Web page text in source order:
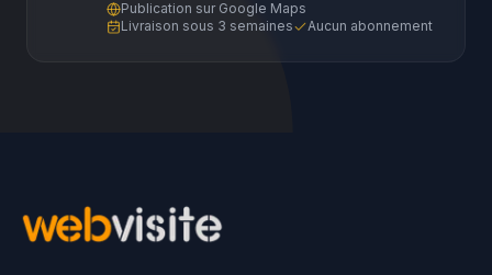
Publication sur Google Maps
Livraison sous 3 semaines
Aucun abonnement